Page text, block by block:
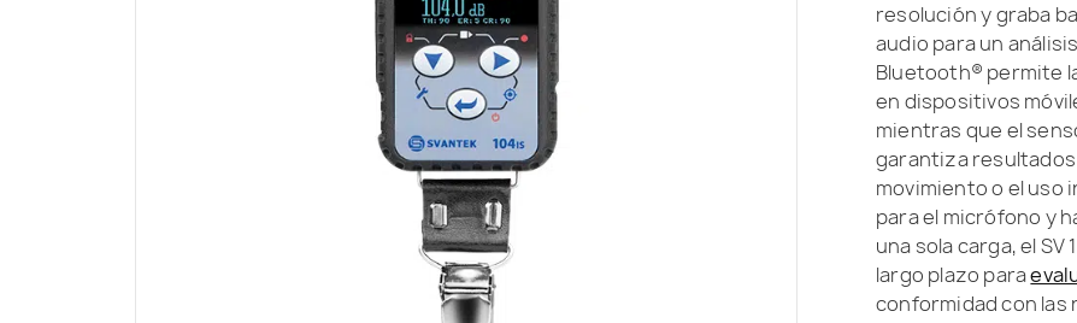
resolución y graba
audio para un
Bluetooth® permite
en dispositivos
mientras que el
garantiza
movimiento o el uso
para el micrófono y
una sola carga, el
largo plazo para
conformidad con las